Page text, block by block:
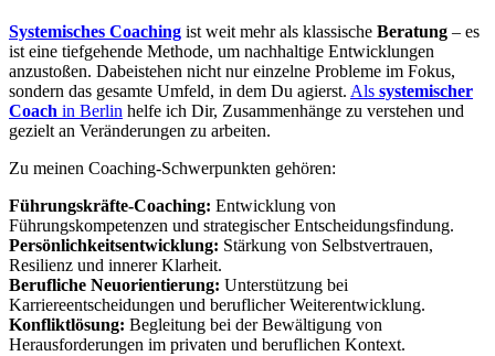
Systemisches Coaching ist weit mehr als klassische Beratung – es
ist eine tiefgehende Methode, um nachhaltige Entwicklungen
anzustoßen. Dabeistehen nicht nur einzelne Probleme im Fokus,
sondern das gesamte Umfeld, in dem Du agierst. Als systemischer
Coach in Berlin helfe ich Dir, Zusammenhänge zu verstehen und
gezielt an Veränderungen zu arbeiten.
Zu meinen Coaching-Schwerpunkten gehören:
Führungskräfte-Coaching: Entwicklung von
Führungskompetenzen und strategischer Entscheidungsfindung.
Persönlichkeitsentwicklung: Stärkung von Selbstvertrauen,
Resilienz und innerer Klarheit.
Berufliche Neuorientierung: Unterstützung bei
Karriereentscheidungen und beruflicher Weiterentwicklung.
Konfliktlösung: Begleitung bei der Bewältigung von
Herausforderungen im privaten und beruflichen Kontext.